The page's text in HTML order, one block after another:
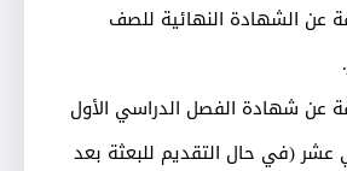
عن الشهادة النهائية للصف
.
عن شهادة الفصل الدراسي الأول
عشر (في حال التقديم للبعثة بعد